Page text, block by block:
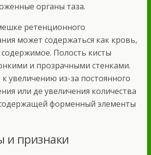
органы таза.
ретенционного
может содержаться как кровь,
Полость кисты
и прозрачными стенками.
к увеличению из-за постоянного
или де увеличения количества
форменный элементы
признаки